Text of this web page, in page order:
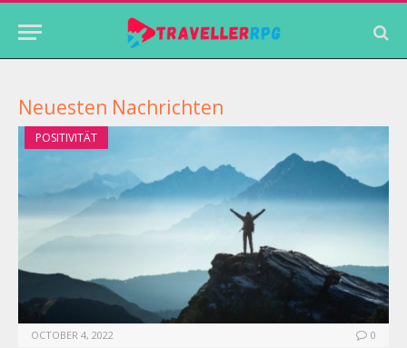
Neuesten Nachrichten
POSITIVITÄT
OCTOBER 4, 2022 0